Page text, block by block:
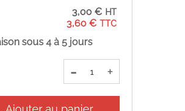
3,60 €
3,00 €
sous 4 à 5 jours
- +